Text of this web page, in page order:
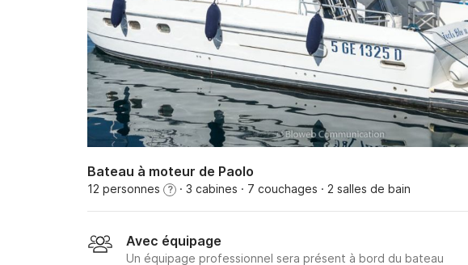
Bateau à moteur de Paolo
12 personnes ? · 3 cabines · 7 couchages · 2 salles de bain
Avec équipage
Un équipage professionnel sera présent à bord du bateau